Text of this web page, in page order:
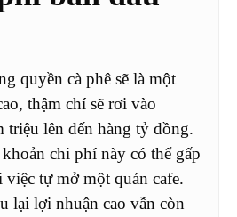
quyền cà phê sẽ là một
thậm chí sẽ rơi vào
triệu lên đến hàng tỷ đồng.
chi phí này có thể gấp
việc tự mở một quán cafe.
lại lợi nhuận cao vẫn còn